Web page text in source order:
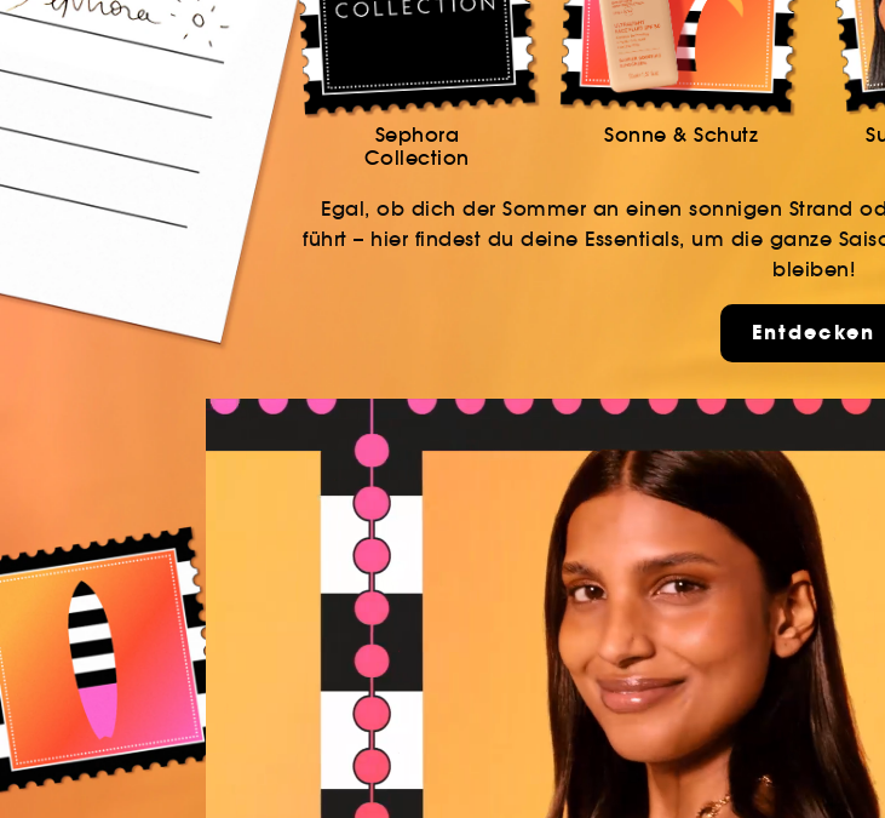
Sephora
Collection
Sonne & Schutz
Egal, ob dich der Sommer an einen sonnigen Strand
führt – hier findest du deine Essentials, um die ganze
bleiben!
Entdecken